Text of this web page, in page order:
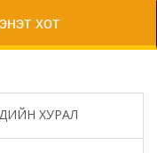
хот
ХУРАЛ